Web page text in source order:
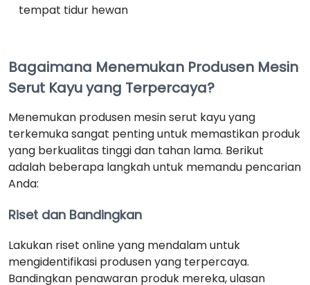
tempat tidur hewan
Bagaimana Menemukan Produsen Mesin
Serut Kayu yang Terpercaya?
Menemukan produsen mesin serut kayu yang
terkemuka sangat penting untuk memastikan produk
yang berkualitas tinggi dan tahan lama. Berikut
adalah beberapa langkah untuk memandu pencarian
Anda:
Riset dan Bandingkan
Lakukan riset online yang mendalam untuk
mengidentifikasi produsen yang terpercaya.
Bandingkan penawaran produk mereka, ulasan